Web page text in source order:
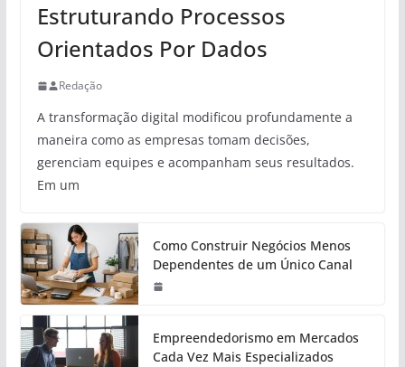
Estruturando Processos
Orientados Por Dados
Redação
A transformação digital modificou profundamente a
maneira como as empresas tomam decisões,
gerenciam equipes e acompanham seus resultados.
Em um
Como Construir Negócios Menos
Dependentes de um Único Canal
Empreendedorismo em Mercados
Cada Vez Mais Especializados